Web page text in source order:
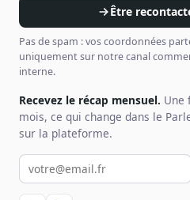
Être
Pas de spam : vos coordonnées
uniquement sur notre canal
interne.
Recevez le récap mensuel. Une
mois, ce qui change dans le
sur la plateforme.
Votre email pour la newsletter